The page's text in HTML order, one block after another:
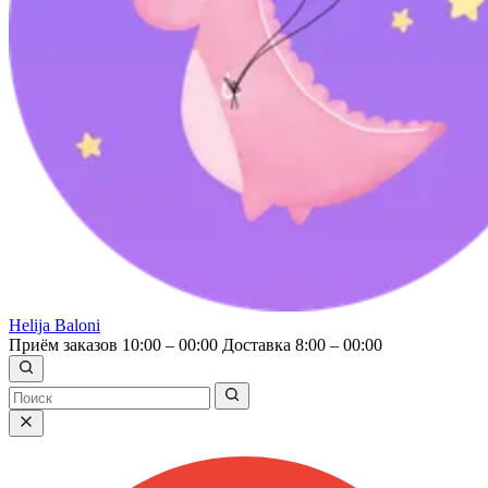
Helija Baloni
Приём заказов 10:00 – 00:00 Доставка 8:00 – 00:00